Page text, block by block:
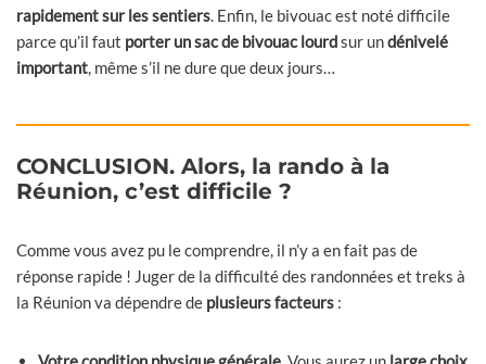
rapidement sur les sentiers. Enfin, le bivouac est noté difficile
parce qu’il faut porter un sac de bivouac lourdsur undénivelé
important, même s’il ne dure que deux jours…
CONCLUSION. Alors, la rando à la
Réunion, c’est difficile ?
Comme vous avez pu le comprendre, il n’y a en fait pas de
réponse rapide ! Juger de la difficulté des randonnées et treks à
la Réunion va dépendre de plusieurs facteurs :